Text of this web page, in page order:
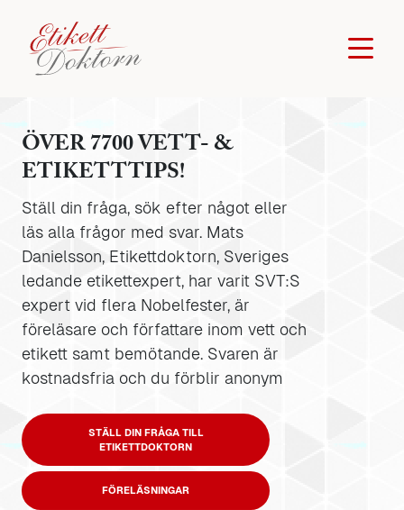
ÖVER 7700 VETT- &
ETIKETTTIPS!
Ställ din fråga, sök efter något eller
läs alla frågor med svar. Mats
Danielsson, Etikettdoktorn, Sveriges
ledande etikettexpert, har varit SVT:S
expert vid flera Nobelfester, är
föreläsare och författare inom vett och
etikett samt bemötande. Svaren är
kostnadsfria och du förblir anonym
STÄLL DIN FRÅGA TILL
ETIKETTDOKTORN
FÖRELÄSNINGAR